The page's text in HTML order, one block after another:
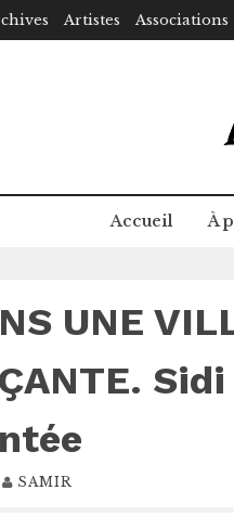
Artistes Associations
Accueil À
UNE
SAMIR